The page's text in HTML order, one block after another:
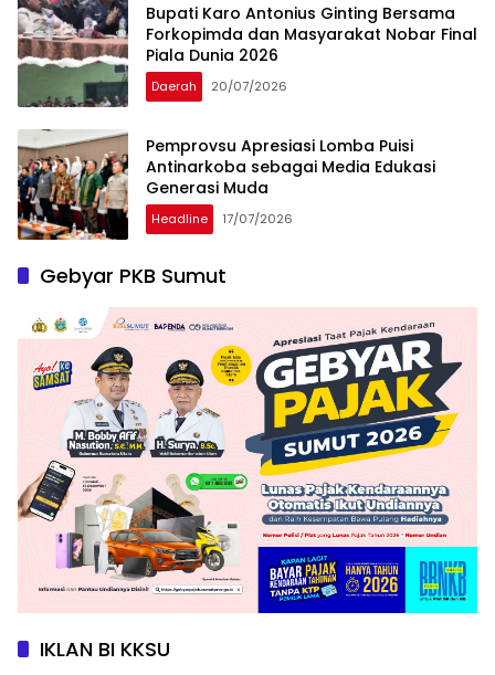
Bupati Karo Antonius Ginting Bersama
Forkopimda dan Masyarakat Nobar Final
Piala Dunia 2026
Daerah 20/07/2026
Pemprovsu Apresiasi Lomba Puisi
Antinarkoba sebagai Media Edukasi
Generasi Muda
Headline 17/07/2026
Gebyar PKB Sumut
IKLAN BI KKSU